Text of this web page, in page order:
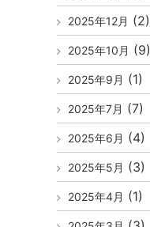
2025年12月 (2)
2025年10月 (9)
2025年9月 (1)
2025年7月 (7)
2025年6月 (4)
2025年5月 (3)
2025年4月 (1)